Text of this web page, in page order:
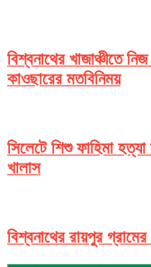
বিশ্বনাথের খাজাঞ্চীতে
কাওছারের মতবিনিময়
সিলেটে শিশু ফাহিমা
খালাস
বিশ্বনাথের রায়পুর